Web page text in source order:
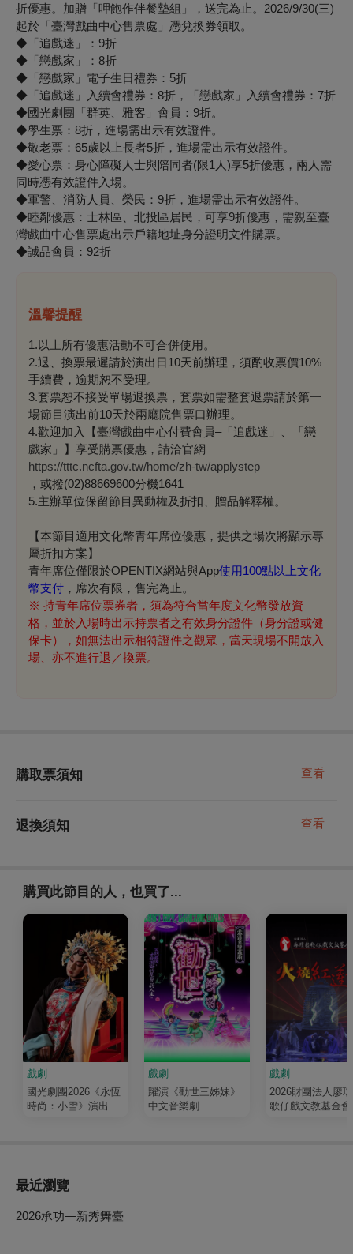
折優惠。加贈「呷飽作伴餐墊組」，送完為止。2026/9/30(三)
起於「臺灣戲曲中心售票處」憑兌換券領取。
◆「追戲迷」：9折
◆「戀戲家」：8折
◆「戀戲家」電子生日禮券：5折
◆「追戲迷」入續會禮券：8折，「戀戲家」入續會禮券：7折
◆國光劇團「群英、雅客」會員：9折。
◆學生票：8折，進場需出示有效證件。
◆敬老票：65歲以上長者5折，進場需出示有效證件。
◆愛心票：身心障礙人士與陪同者(限1人)享5折優惠，兩人需
同時憑有效證件入場。
◆軍警、消防人員、榮民：9折，進場需出示有效證件。
◆睦鄰優惠：士林區、北投區居民，可享9折優惠，需親至臺
灣戲曲中心售票處出示戶籍地址身分證明文件購票。
◆誠品會員：92折
溫馨提醒
1.以上所有優惠活動不可合併使用。
2.退、換票最遲請於演出日10天前辦理，須酌收票價10%
手續費，逾期恕不受理。
3.套票恕不接受單場退換票，套票如需整套退票請於第一
場節目演出前10天於兩廳院售票口辦理。
4.歡迎加入【臺灣戲曲中心付費會員–「追戲迷」、「戀
戲家」】享受購票優惠，請洽官網
https://tttc.ncfta.gov.tw/home/zh-tw/applystep
，或撥(02)88669600分機1641
5.主辦單位保留節目異動權及折扣、贈品解釋權。
【本節目適用文化幣青年席位優惠，提供之場次將顯示專
屬折扣方案】
青年席位僅限於OPENTIX網站與App使用100點以上文化
幣支付 ，席次有限，售完為止。
※ 持青年席位票券者，須為符合當年度文化幣發放資
格，並於入場時出示持票者之有效身分證件（身分證或健
保卡），如無法出示相符證件之觀眾，當天現場不開放入
場、亦不進行退／換票。
購取票須知 查看
退換須知 查看
購買此節目的人，也買了...
戲劇
國光劇團2026《永恆
時尚：小雪》演出
戲劇
躍演《勸世三姊妹》
中文音樂劇
戲劇
2026財團法人廖
歌仔戲文教基金會
最近瀏覽
2026承功—新秀舞臺